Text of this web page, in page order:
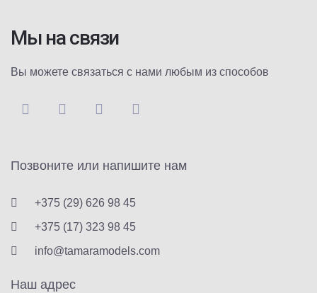
Мы на связи
Вы можете связаться с нами любым из способов
Позвоните или напишите нам
+375 (29) 626 98 45
+375 (17) 323 98 45
info@tamaramodels.com
Наш адрес